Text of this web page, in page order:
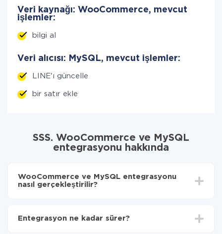
Veri kaynağı: WooCommerce, mevcut
işlemler:
bilgi al
Veri alıcısı: MySQL, mevcut işlemler:
LINE'ı güncelle
bir satır ekle
SSS. WooCommerce ve MySQL
entegrasyonu hakkında
WooCommerce ve MySQL entegrasyonu
nasıl gerçekleştirilir?
aktarılacağını seçin
Entegrasyon ne kadar sürer?